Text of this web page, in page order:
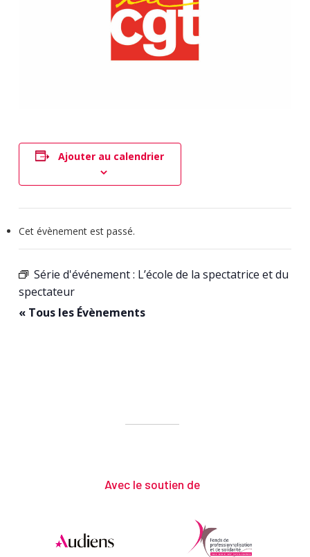
Ajouter au calendrier
Cet évènement est passé.
Série d'événement : L’école de la spectatrice et du
spectateur
« Tous les Évènements
Avec le soutien de